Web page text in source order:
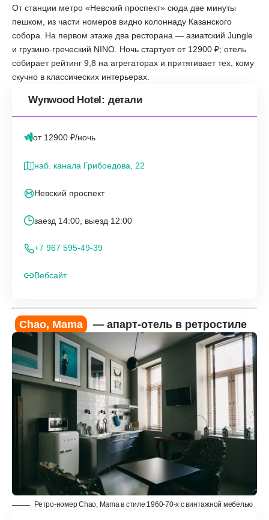
От станции метро «Невский проспект» сюда две минуты
пешком, из части номеров видно колоннаду Казанского
собора. На первом этаже два ресторана — азиатский Jungle
и грузино-греческий NINO. Ночь стартует от 12900 ₽; отель
собирает рейтинг 9,8 на агрегаторах и притягивает тех, кому
скучно в классических интерьерах.
Wynwood Hotel: детали
от 12900 ₽/ночь
наб. канала Грибоедова, 22
Невский проспект
заезд 14:00, выезд 12:00
+7 967 595-49-39
Вебсайт
Chao, Mama — апарт-отель в ретростиле
Ретро-номер Chao, Mama в стиле 1960-70-х с винтажной мебелью